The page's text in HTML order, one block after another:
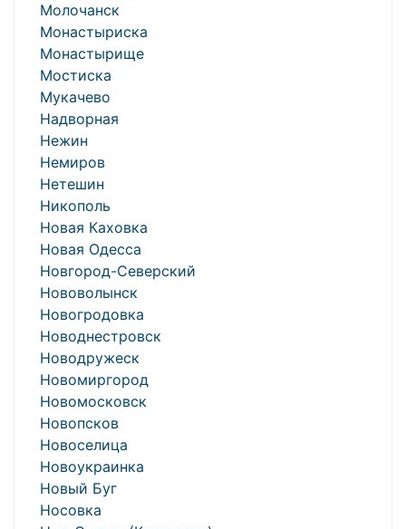
Молочанск
Монастыриска
Монастырище
Мостиска
Мукачево
Надворная
Нежин
Немиров
Нетешин
Никополь
Новая Каховка
Новая Одесса
Новгород-Северский
Нововолынск
Новогродовка
Новоднестровск
Новодружеск
Новомиргород
Новомосковск
Новопсков
Новоселица
Новоукраинка
Новый Буг
Носовка